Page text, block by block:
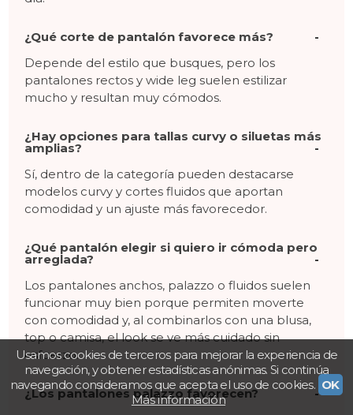
¿Qué corte de pantalón favorece más?
Depende del estilo que busques, pero los
pantalones rectos y wide leg suelen estilizar
mucho y resultan muy cómodos.
¿Hay opciones para tallas curvy o siluetas más
amplias?
Sí, dentro de la categoría pueden destacarse
modelos curvy y cortes fluidos que aportan
comodidad y un ajuste más favorecedor.
¿Qué pantalón elegir si quiero ir cómoda pero
arreglada?
Los pantalones anchos, palazzo o fluidos suelen
funcionar muy bien porque permiten moverte
con comodidad y, al combinarlos con una blusa,
top o camisa, el look se ve más cuidado sin
esfuerzo.
¿Los pantalones palazzo favorecen?
Usamos cookies de terceros para mejorar la experiencia de
navegación, y obtener estadísticas anónimas. Si continúa
navegando consideramos que acepta el uso de cookies. OK
Más información